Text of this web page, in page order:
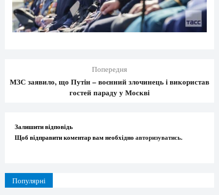
Попередня
МЗС заявило, що Путін – воєнний злочинець і використав
гостей параду у Москві
Залишити відповідь
Щоб відправити коментар вам необхідно авторизуватись.
Популярні